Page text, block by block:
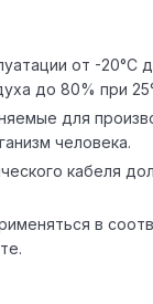
от -20°С
до 80% при
для
человека.
кабеля
в